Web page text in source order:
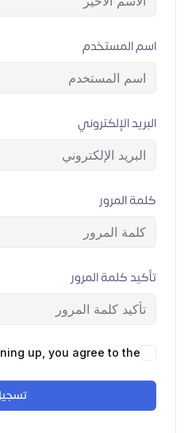
اسم المستخدم
البريد الإلكتروني
كلمة المرور
تأكيد كلمة المرور
up, you agree to the